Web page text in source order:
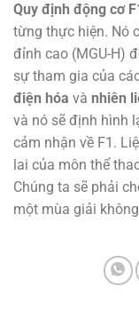
Quy định động cơ
từng thực hiện. Nó
đỉnh cao (MGU-H)
sự tham gia của
điện hóa và nhiên
và nó sẽ định hình
cảm nhận về F1.
lai của môn thể
Chúng ta sẽ phải
một mùa giải